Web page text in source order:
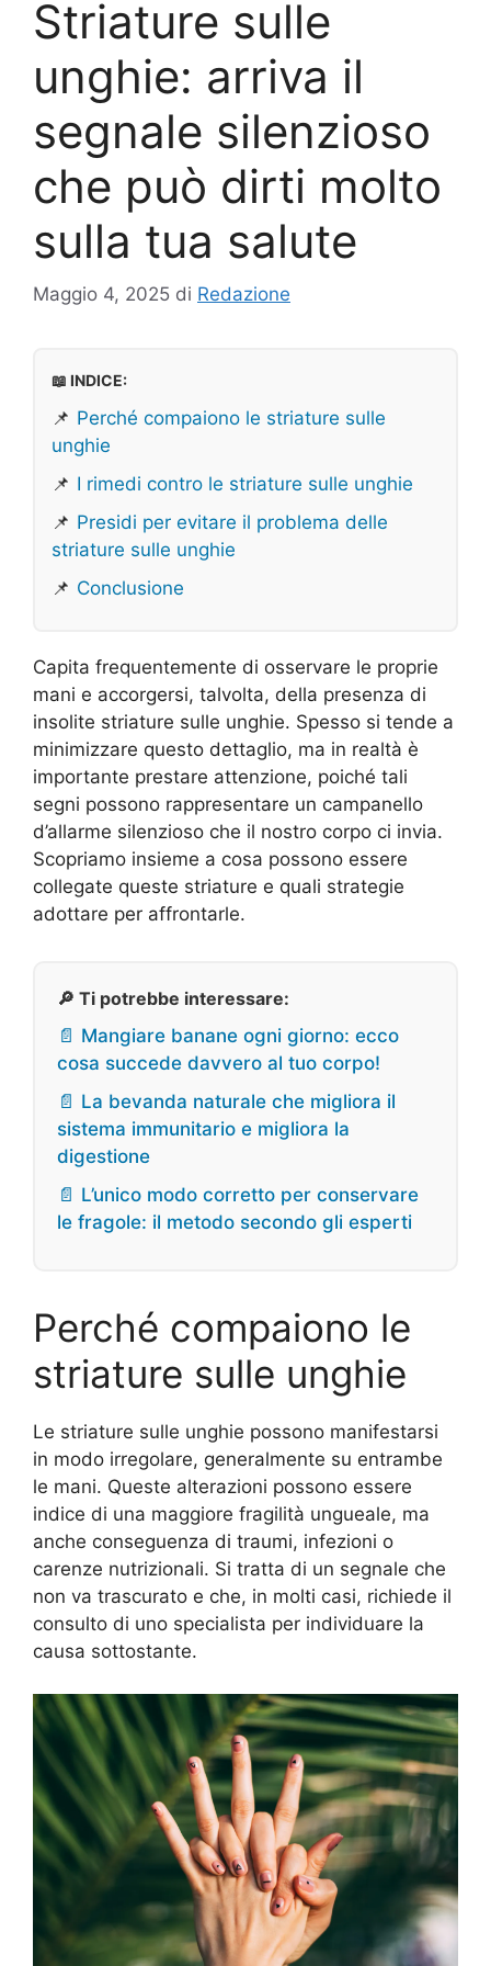
Striature sulle
unghie: arriva il
segnale silenzioso
che può dirti molto
sulla tua salute
Maggio 4, 2025 di Redazione
📖 INDICE:
📌 Perché compaiono le striature sulle
unghie
📌 I rimedi contro le striature sulle unghie
📌 Presidi per evitare il problema delle
striature sulle unghie
📌 Conclusione
Capita frequentemente di osservare le proprie
mani e accorgersi, talvolta, della presenza di
insolite striature sulle unghie. Spesso si tende a
minimizzare questo dettaglio, ma in realtà è
importante prestare attenzione, poiché tali
segni possono rappresentare un campanello
d’allarme silenzioso che il nostro corpo ci invia.
Scopriamo insieme a cosa possono essere
collegate queste striature e quali strategie
adottare per affrontarle.
🔎 Ti potrebbe interessare:
📄 Mangiare banane ogni giorno: ecco
cosa succede davvero al tuo corpo!
📄 La bevanda naturale che migliora il
sistema immunitario e migliora la
digestione
📄 L’unico modo corretto per conservare
le fragole: il metodo secondo gli esperti
Perché compaiono le
striature sulle unghie
Le striature sulle unghie possono manifestarsi
in modo irregolare, generalmente su entrambe
le mani. Queste alterazioni possono essere
indice di una maggiore fragilità ungueale, ma
anche conseguenza di traumi, infezioni o
carenze nutrizionali. Si tratta di un segnale che
non va trascurato e che, in molti casi, richiede il
consulto di uno specialista per individuare la
causa sottostante.